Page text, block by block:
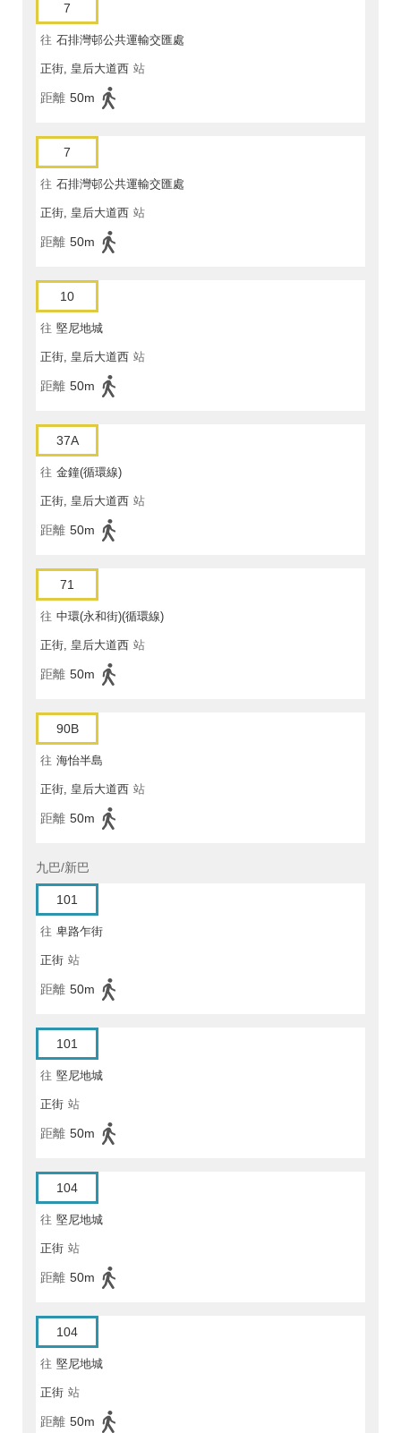
7
往 石排灣邨公共運輸交匯處
正街, 皇后大道西 站
距離 50m
7
往 石排灣邨公共運輸交匯處
正街, 皇后大道西 站
距離 50m
10
往 堅尼地城
正街, 皇后大道西 站
距離 50m
37A
往 金鐘(循環線)
正街, 皇后大道西 站
距離 50m
71
往 中環(永和街)(循環線)
正街, 皇后大道西 站
距離 50m
90B
往 海怡半島
正街, 皇后大道西 站
距離 50m
九巴/新巴
101
往 卑路乍街
正街 站
距離 50m
101
往 堅尼地城
正街 站
距離 50m
104
往 堅尼地城
正街 站
距離 50m
104
往 堅尼地城
正街 站
距離 50m